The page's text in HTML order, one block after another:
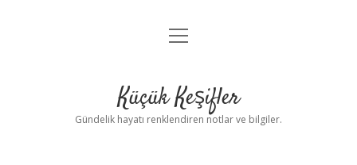
Anasayfa
Yasal Uyarı
menüyü
Küçük Keşifler
Gündelik hayatı renklendiren notlar ve bilgiler.